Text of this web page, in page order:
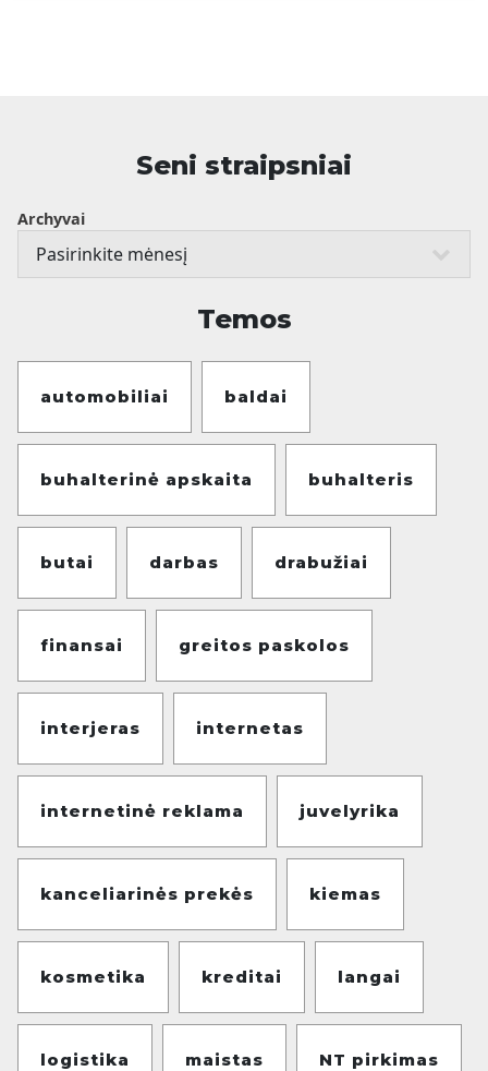
Seni straipsniai
Archyvai
Temos
automobiliai baldai
buhalterinė apskaita buhalteris
butai darbas drabužiai
finansai greitos paskolos
interjeras internetas
internetinė reklama juvelyrika
kanceliarinės prekės kiemas
kosmetika kreditai langai
logistika maistas NT pirkimas